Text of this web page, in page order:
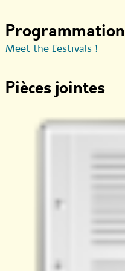
Programmation
Meet the festivals !
Pièces jointes